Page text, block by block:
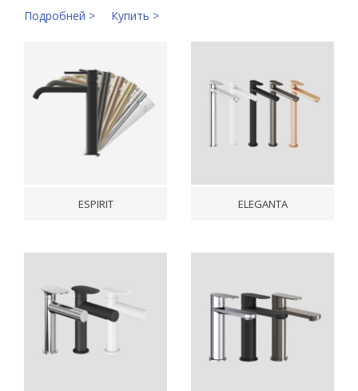
Подробней > Купить >
ESPIRIT ELEGANTA